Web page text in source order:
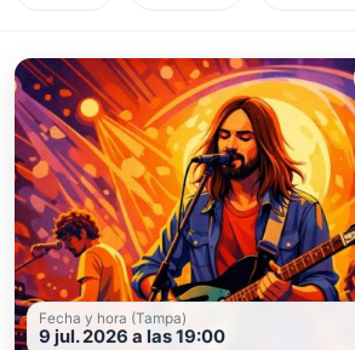
Fecha y hora (Tampa)
9 jul. 2026 a las 19:00